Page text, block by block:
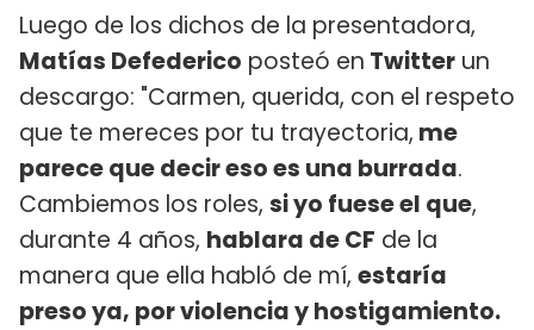
Luego de los dichos de la presentadora,
Matías Defederico posteó en Twitter un
descargo: "Carmen, querida, con el respeto
que te mereces por tu trayectoria, me
parece que decir eso es una burrada.
Cambiemos los roles, si yo fuese el que,
durante 4 años, hablara de CF de la
manera que ella habló de mí, estaría
preso ya, por violencia y hostigamiento.